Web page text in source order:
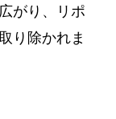
がり、リポ
り除かれま